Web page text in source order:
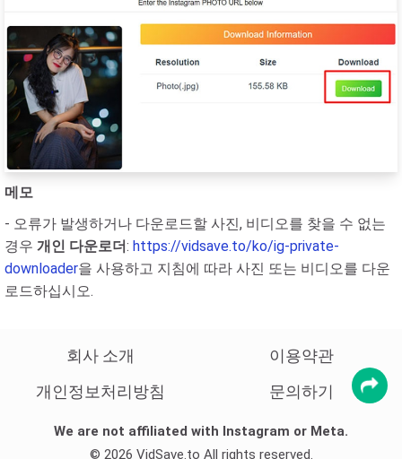
메모
- 오류가 발생하거나 다운로드할 사진, 비디오를 찾을 수 없는
경우 개인 다운로더: https://vidsave.to/ko/ig-private-
downloader을 사용하고 지침에 따라 사진 또는 비디오를 다운
로드하십시오.
회사 소개
이용약관
개인정보처리방침
문의하기
We are not affiliated with Instagram or Meta.
© 2026 VidSave.to All rights reserved.